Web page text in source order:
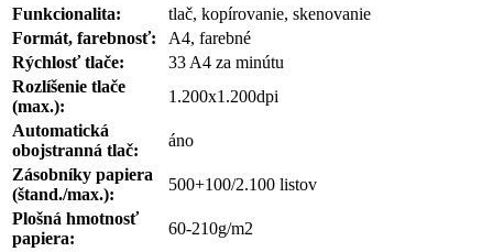
Funkcionalita:
tlač, kopírovanie, skenovanie
Formát, farebnosť:
A4, farebné
Rýchlosť tlače:
33 A4 za minútu
Rozlíšenie tlače
(max.):
1.200x1.200dpi
Automatická
obojstranná tlač:
áno
Zásobníky papiera
(štand./max.):
500+100/2.100 listov
Plošná hmotnosť
papiera:
60-210g/m2